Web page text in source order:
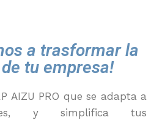
a trasformar la
tu empresa!
AIZU PRO que se adapta a
y simplifica tus